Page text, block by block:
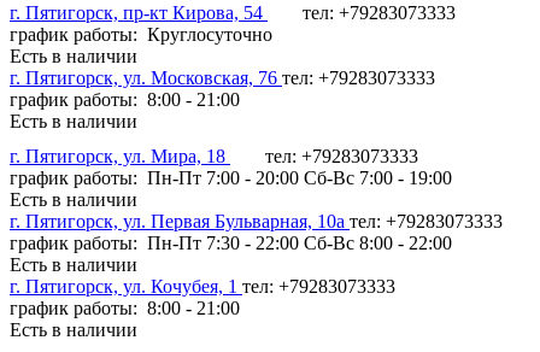
г. Пятигорск, пр-кт Кирова, 54
тел: +79283073333
график работы: Круглосуточно
Есть в наличии
г. Пятигорск, ул. Московская, 76 тел: +79283073333
график работы: 8:00 - 21:00
Есть в наличии
г. Пятигорск, ул. Мира, 18
тел: +79283073333
график работы: Пн-Пт 7:00 - 20:00 Сб-Вс 7:00 - 19:00
Есть в наличии
г. Пятигорск, ул. Первая Бульварная, 10а тел: +79283073333
график работы: Пн-Пт 7:30 - 22:00 Сб-Вс 8:00 - 22:00
Есть в наличии
г. Пятигорск, ул. Кочубея, 1 тел: +79283073333
график работы: 8:00 - 21:00
Есть в наличии